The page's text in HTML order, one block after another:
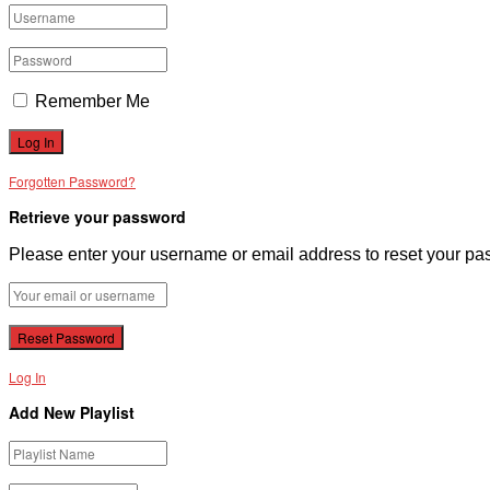
Remember Me
Forgotten Password?
Retrieve your password
Please enter your username or email address to reset your
Log In
Add New Playlist